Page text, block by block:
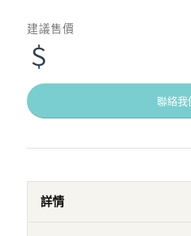
建議售價
＄
聯絡我
詳情